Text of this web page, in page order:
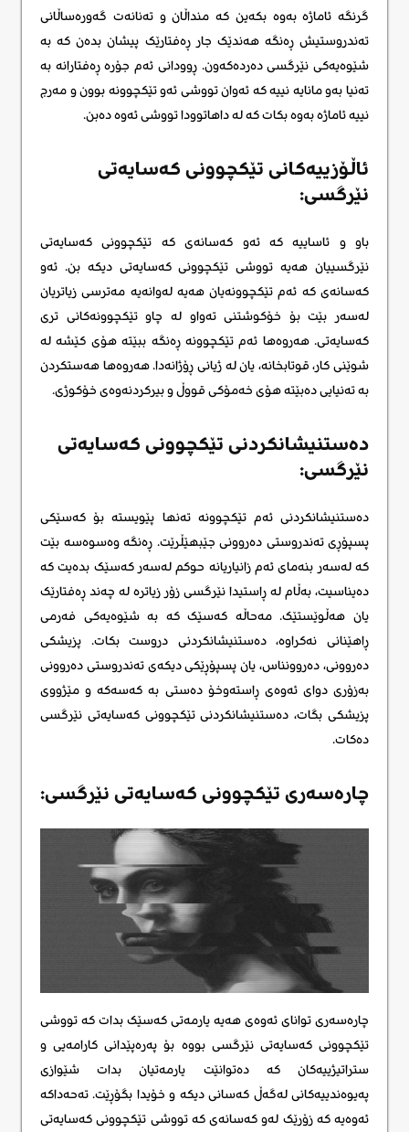
گرنگە ئاماژە بەوە بکەین کە منداڵان و تەنانەت گەورەساڵانی
تەندروستیش ڕەنگە هەندێک جار ڕەفتارێک پیشان بدەن کە بە
شێوەیەکی نێرگسی دەردەکەون. ڕوودانی ئەم جۆرە ڕەفتارانە بە
تەنیا بەو مانایە نییە کە ئەوان تووشی ئەو تێکچوونه بوون و مەرج
نییە ئاماژە بەوە بکات کە لە داهاتوودا تووشی ئەوه دەبن.
ئاڵۆزییەکانی تێکچوونی کەسایەتی
نێرگسی:
باو و ئاساییە کە ئەو کەسانەی کە تێکچوونی کەسایەتی
نێرگسییان هەیە تووشی تێکچوونی کەسایەتی دیکە بن. ئەو
کەسانەی کە ئەم تێکچوونەیان هەیە لەوانەیە مەترسی زیاتریان
لەسەر بێت بۆ خۆکوشتنی تەواو لە چاو تێکچوونەکانی تری
کەسایەتی. هەروەها ئەم تێکچوونە ڕەنگە ببێتە هۆی کێشە لە
شوێنی کار، قوتابخانە، یان لە ژیانی ڕۆژانەدا. هەروەها هەستکردن
بە تەنیایی دەبێتە هۆی خەمۆکی قووڵ و بیرکردنەوەی خۆکوژی.
دەستنیشانکردنی تێکچوونی کەسایەتی
نێرگسی:
دەستنیشانکردنی ئەم تێکچوونە تەنها پێویستە بۆ کەسێکی
پسپۆڕی تەندروستی دەروونی جێبهێڵرێت. ڕەنگە وەسوەسە بێت
کە لەسەر بنەمای ئەم زانیاریانە حوکم لەسەر کەسێک بدەیت کە
دەیناسیت، بەڵام لە ڕاستیدا نێرگسی زۆر زیاترە لە چەند ڕەفتارێک
یان هەڵوێستێک. مەحاڵە کەسێک کە بە شێوەیەکی فەرمی
ڕاهێنانی نەکراوە، دەستنیشانکردنی دروست بکات. پزیشکی
دەروونی، دەروونناس، یان پسپۆڕێکی دیکەی تەندروستی دەروونی
بەزۆری دوای ئەوەی ڕاستەوخۆ دەستی بە کەسەکە و مێژووی
پزیشکی بگات، دەستنیشانکردنی تێکچوونی کەسایەتی نێرگسی
دەکات.
چارەسەری تێکچوونی کەسایەتی نێرگسی:
چارەسەری توانای ئەوەی هەیە یارمەتی کەسێک بدات کە تووشی
تێکچوونی کەسایەتی نێرگسی بووە بۆ پەرەپێدانی کارامەیی و
ستراتیژییەکان کە دەتوانێت یارمەتیان بدات شێوازی
پەیوەندییەکانی لەگەڵ کەسانی دیکە و خۆیدا بگۆڕێت. تەحەداکە
ئەوەیە کە زۆرێک لەو کەسانەی کە تووشی تێکچوونی کەسایەتی